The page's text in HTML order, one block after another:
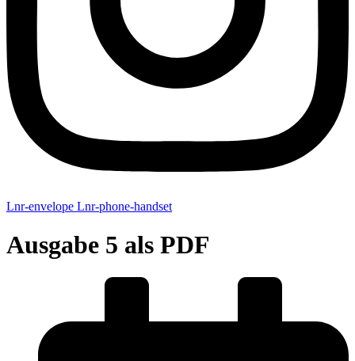
Lnr-envelope Lnr-phone-handset
Ausgabe 5 als PDF